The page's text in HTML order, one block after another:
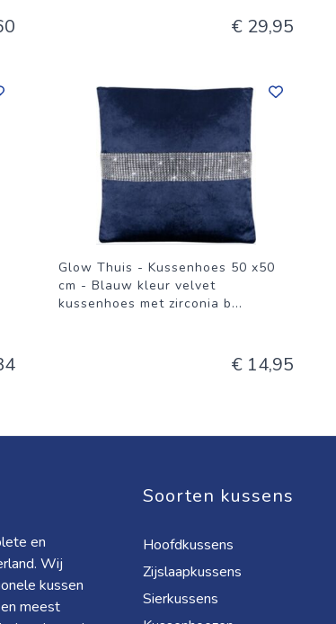
€ 29,95
Glow Thuis - Kussenhoes 50 x50
cm - Blauw kleur velvet
kussenhoes met zirconia b...
€ 14,95
en
Wij
kussen
meest
Soorten kussens
Hoofdkussens
Zijslaapkussens
Sierkussens